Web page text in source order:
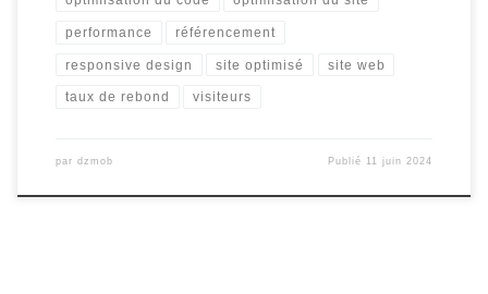
performance référencement
responsive design site optimisé site web
taux de rebond visiteurs
par dzmob Publié 11 juin 2024